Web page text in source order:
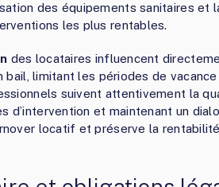
des équipements sanitaires et
les plus rentables.
des locataires influencent
limitant les périodes de
suivent attentivement la
d’intervention et maintenant un
locatif et préserve la